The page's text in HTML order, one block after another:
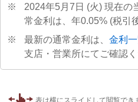
※
2024年5月7日 (火) 現在の
常金利は、年0.05% (税引
※
最新の通常金利は、 金利
支店・営業所にてご確認く